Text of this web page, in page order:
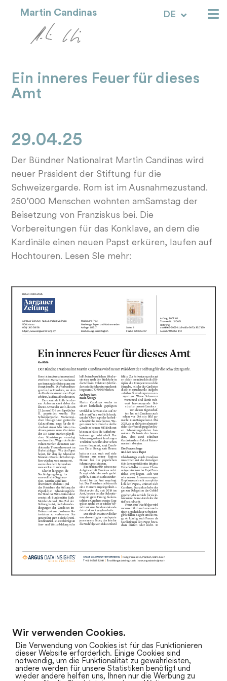
Martin Candinas DE
RM
Ein inneres Feuer für dieses
Amt
29.04.25
Der Bündner Nationalrat Martin Candinas wird
neuer Präsident der Stiftung für die
Schweizergarde. Rom ist im Ausnahmezustand.
250’000 Menschen wohnten amSamstag der
Beisetzung von Franziskus bei. Die
Vorbereitungen für das Konklave, an dem die
Kardinäle einen neuen Papst erküren, laufen auf
Hochtouren. Lesen SIe mehr:
zum Newsarchiv
Wir verwenden Cookies.
Die Verwendung von Cookies ist für das Funktionieren
dieser Website erforderlich. Einige Cookies sind
notwendig, um die Funktionalität zu gewährleisten,
andere werden für unsere Statistiken benötigt und
wieder andere helfen uns, Ihnen nur die Werbung zu